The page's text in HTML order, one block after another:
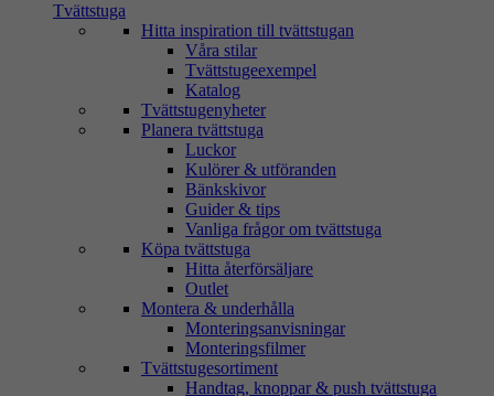
Tvättstuga
Hitta inspiration till tvättstugan
Våra stilar
Tvättstugeexempel
Katalog
Tvättstugenyheter
Planera tvättstuga
Luckor
Kulörer & utföranden
Bänkskivor
Guider & tips
Vanliga frågor om tvättstuga
Köpa tvättstuga
Hitta återförsäljare
Outlet
Montera & underhålla
Monteringsanvisningar
Monteringsfilmer
Tvättstugesortiment
Handtag, knoppar & push tvättstuga